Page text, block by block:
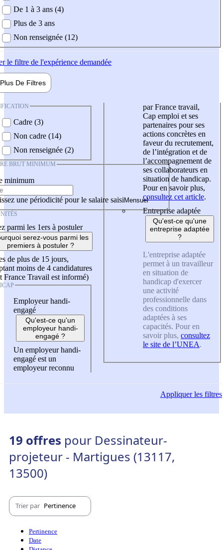
De 1 à 3 ans (4)
Plus de 3 ans
Non renseignée (12)
le filtre de l'expérience demandée
Plus De Filtres
Cadre (3)
Non cadre (14)
Non renseignée (2)
BRUT MINIMUM
minimum
une périodicité pour le salaire saisi
parmi les 1ers à postuler
serez-vous parmi les
premiers à postuler ?
de plus de 15 jours,
moins de 4 candidatures
France Travail est informé)
Employeur handi-
engagé
Qu'est-ce qu'un
employeur handi-
engagé ?
Un employeur handi-
engagé est un
employeur reconnu
par France travail,
Cap emploi et ses
partenaires pour ses
actions concrètes en
faveur du recrutement,
de l’intégration et de
l’accompagnement de
ses collaborateurs en
situation de handicap.
Pour en savoir plus,
consultez cet article.
Entreprise adaptée
Qu'est-ce qu'une
entreprise adaptée
?
L'entreprise adaptée
permet à un travailleur
en situation de
handicap d'exercer
une activité
professionnelle dans
des conditions
adaptées à ses
capacités. Pour en
savoir plus, consultez
le site de l’UNEA.
Appliquerles filtres
19 offres pour Dessinateur-
projeteur - Martigues (13117,
13500)
Trier par Pertinence
Pertinence
Date